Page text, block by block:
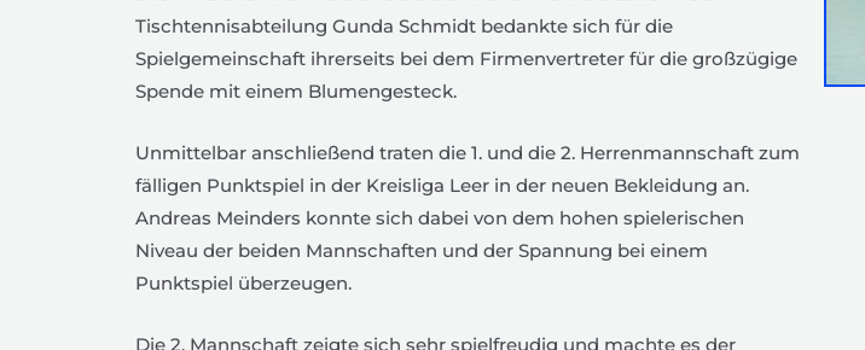
Tischtennisabteilung Gunda Schmidt bedankte sich für die
Spielgemeinschaft ihrerseits bei dem Firmenvertreter für die großzügige
Spende mit einem Blumengesteck.
Unmittelbar anschließend traten die 1. und die 2. Herrenmannschaft zum
fälligen Punktspiel in der Kreisliga Leer in der neuen Bekleidung an.
Andreas Meinders konnte sich dabei von dem hohen spielerischen
Niveau der beiden Mannschaften und der Spannung bei einem
Punktspiel überzeugen.
Die 2. Mannschaft zeigte sich sehr spielfreudig und machte es der